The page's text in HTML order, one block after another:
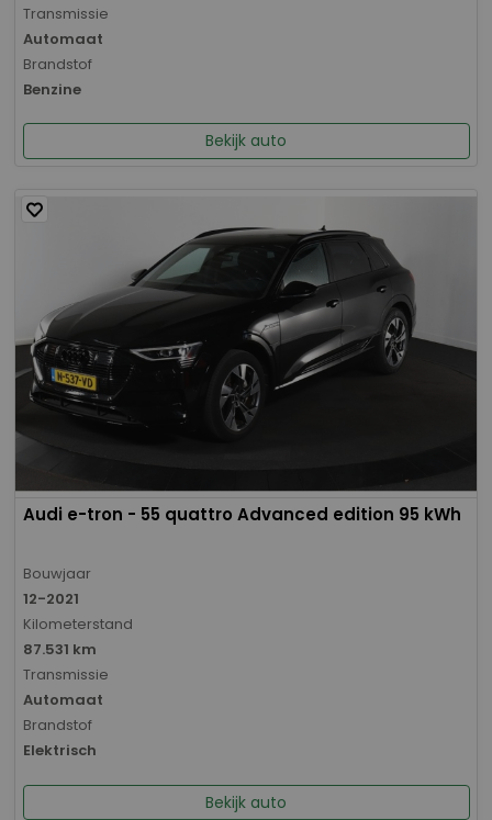
Transmissie
Automaat
Brandstof
Benzine
Bekijk auto
Audi e-tron - 55 quattro Advanced edition 95 kWh
Bouwjaar
12-2021
Kilometerstand
87.531 km
Transmissie
Automaat
Brandstof
Elektrisch
Bekijk auto